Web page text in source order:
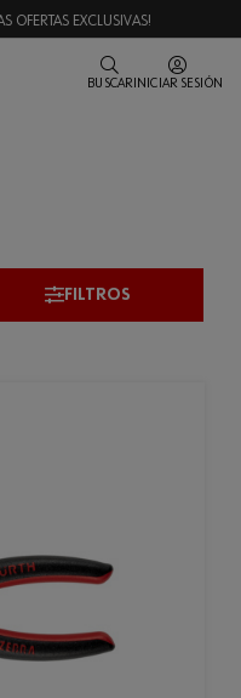
OFERTAS EXCLUSIVAS!
BUSCAR INICIAR SESIÓN
FILTROS